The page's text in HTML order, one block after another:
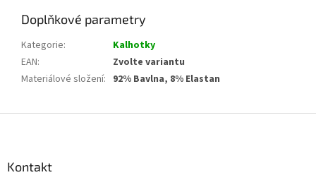
Doplňkové parametry
Kategorie:
Kalhotky
EAN:
Zvolte variantu
Materiálové složení: 92% Bavlna, 8% Elastan
Kontakt